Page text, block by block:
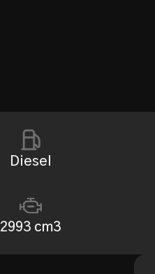
Diesel
2993 cm3